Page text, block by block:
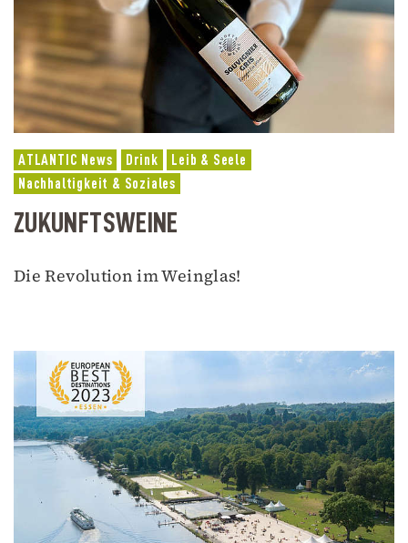
ATLANTIC News Drink
Leib & Seele
Nachhaltigkeit & Soziales
ZUKUNFTSWEINE
Die Revolution im Weinglas!